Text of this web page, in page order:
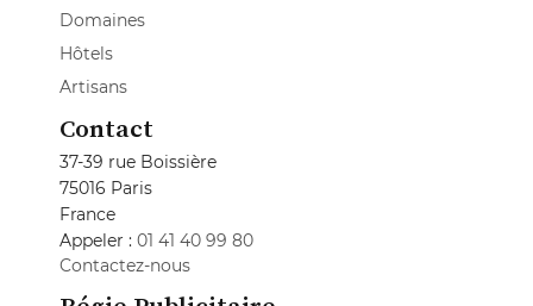
Domaines
Hôtels
Artisans
Contact
37-39 rue Boissière
75016 Paris
France
Appeler : 01 41 40 99 80
Contactez-nous